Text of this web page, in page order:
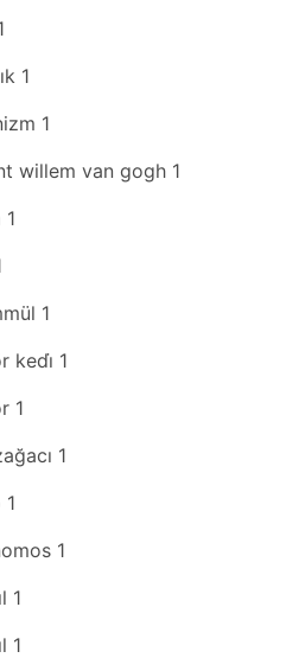
1
1
willem van gogh 1
1
1
kedi̇ 1
1
1
1
1
1
1